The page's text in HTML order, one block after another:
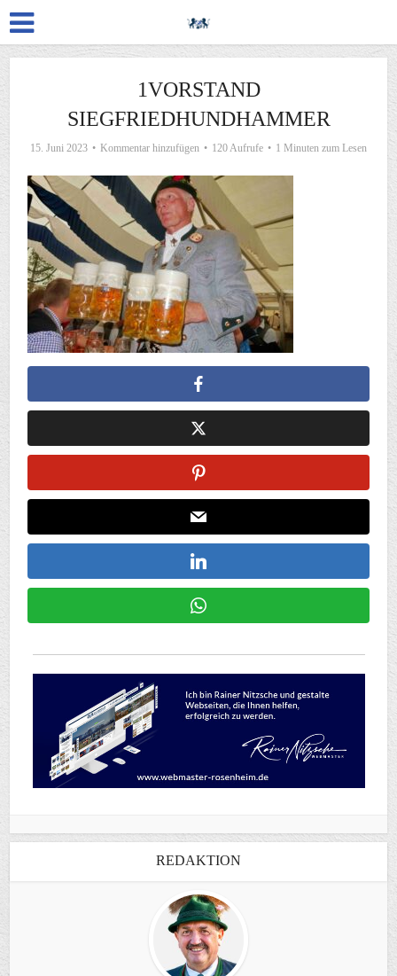
1VORSTAND
SIEGFRIEDHUNDHAMMER
15. Juni 2023 Kommentar hinzufügen 120 Aufrufe 1 Minuten zum Lesen
REDAKTION